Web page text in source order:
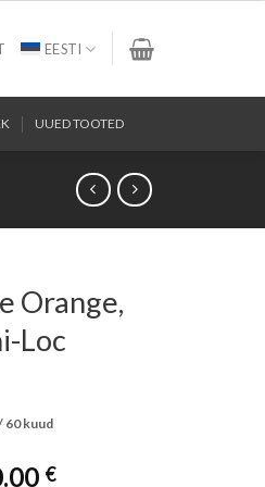
EESTI
UUED TOOTED
Orange,
Loc
60 kuud
€Hinnavahemik: